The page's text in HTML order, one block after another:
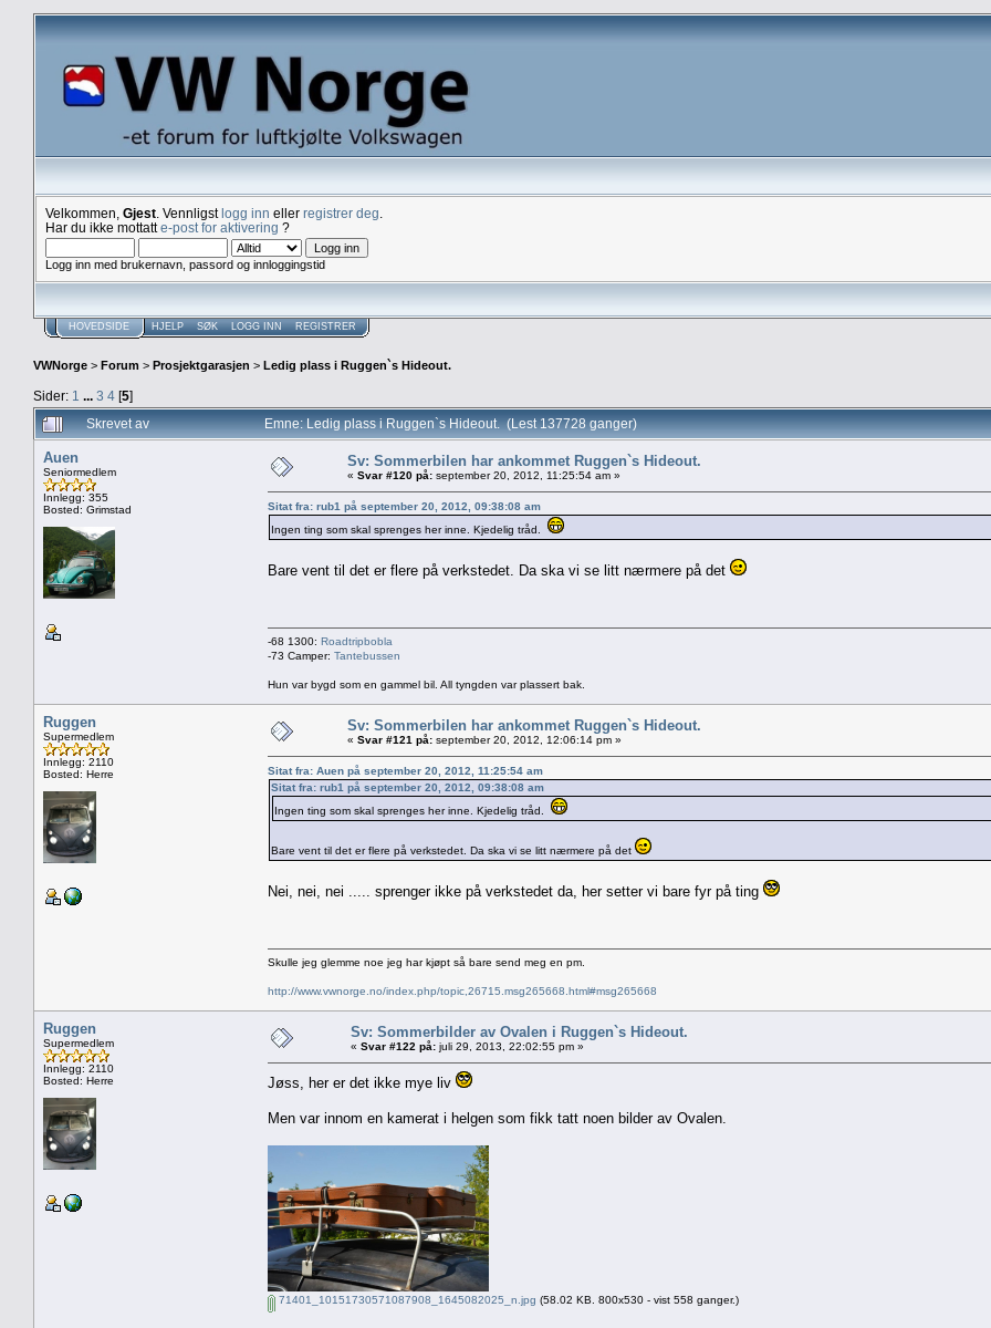
Velkommen, Gjest . Vennligstlogg inn eller registrer deg
Har du ikke mottatte-post for aktivering ?
Logg inn med brukernavn, passord og innloggingstid
HOVEDSIDE HJELP SØK LOGG INN REGISTRER
VWNorge > Forum > Prosjektgarasjen > Ledig plass i Ruggen`s Hideout.
Sider: 1 ... 3 4 [5]
Skrevet av Emne: Ledig plass i Ruggen`s Hideout. (Lest 137728 ganger)
Auen
Seniormedlem
Innlegg: 355
Bosted: Grimstad
Sv: Sommerbilen har ankommet Ruggen`s Hideout.
« Svar #120 på: september 20, 2012, 11:25:54 am »
Sitat fra: rub1 på september 20, 2012, 09:38:08 am
Ingen ting som skal sprenges her inne. Kjedelig tråd.
Bare vent til det er flere på verkstedet. Da ska vi se litt nærmere på det
-68 1300: Roadtripbobla
-73 Camper: Tantebussen
Hun var bygd som en gammel bil. All tyngden var plassert bak.
Ruggen
Supermedlem
Innlegg: 2110
Bosted: Herre
Sv: Sommerbilen har ankommet Ruggen`s Hideout.
« Svar #121 på: september 20, 2012, 12:06:14 pm »
Sitat fra: Auen på september 20, 2012, 11:25:54 am
Sitat fra: rub1 på september 20, 2012, 09:38:08 am
Ingen ting som skal sprenges her inne. Kjedelig tråd.
Bare vent til det er flere på verkstedet. Da ska vi se litt nærmere på det
Nei, nei, nei ..... sprenger ikke på verkstedet da, her setter vi bare fyr på ting
Skulle jeg glemme noe jeg har kjøpt så bare send meg en pm.
http://www.vwnorge.no/index.php/topic,26715.msg265668.html#msg265668
Ruggen
Supermedlem
Innlegg: 2110
Bosted: Herre
Sv: Sommerbilder av Ovalen i Ruggen`s Hideout.
« Svar #122 på: juli 29, 2013, 22:02:55 pm »
Jøss, her er det ikke mye liv
Men var innom en kamerat i helgen som fikk tatt noen bilder av Ovalen.
71401_10151730571087908_1645082025_n.jpg (58.02 KB. 800x530 - vist 558 ganger.)